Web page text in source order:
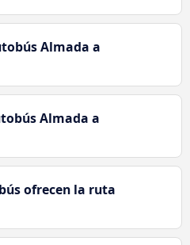
Almada a
Almada a
ofrecen la ruta